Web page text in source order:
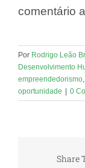
comentário
Por Rodrigo Leão
Desenvolvimento
empreendedorismo,
oportunidade
0
Share